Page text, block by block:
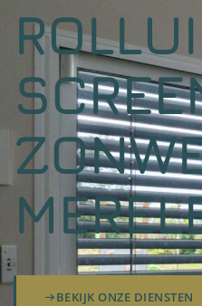
BEKIJK ONZE DIENSTEN